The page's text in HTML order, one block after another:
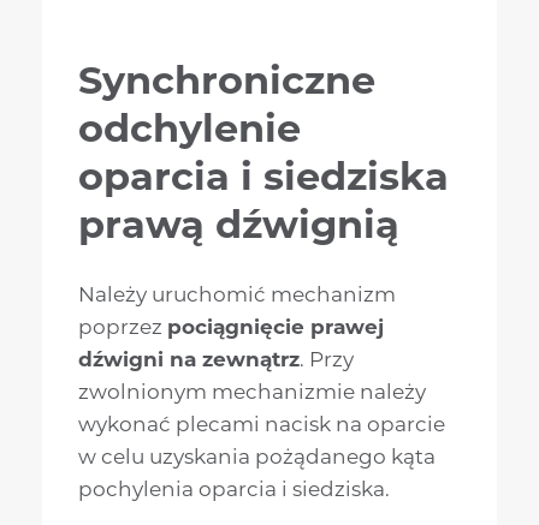
Synchroniczne
odchylenie
oparcia i siedziska
prawą dźwignią
Należy uruchomić mechanizm
poprzez pociągnięcie prawej
dźwigni na zewnątrz. Przy
zwolnionym mechanizmie należy
wykonać plecami nacisk na oparcie
w celu uzyskania pożądanego kąta
pochylenia oparcia i siedziska.